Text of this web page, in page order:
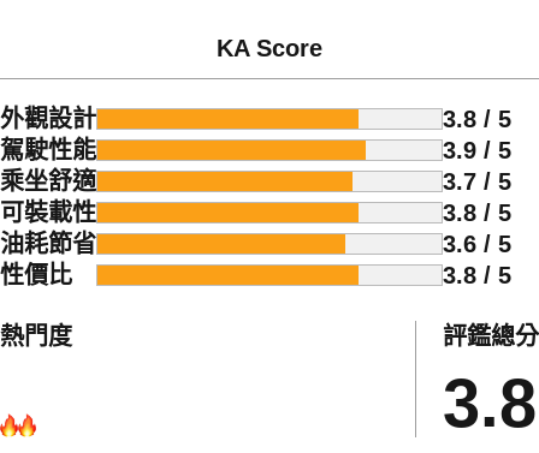
KA Score
外觀設計
3.8 / 5
駕駛性能
3.9 / 5
乘坐舒適
3.7 / 5
可裝載性
3.8 / 5
油耗節省
3.6 / 5
性價比
3.8 / 5
熱門度 評鑑總分
3.8